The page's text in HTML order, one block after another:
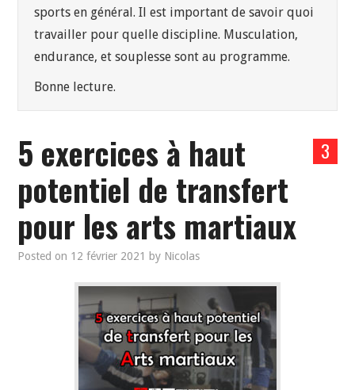
sports en général. Il est important de savoir quoi
travailler pour quelle discipline. Musculation,
endurance, et souplesse sont au programme.
Bonne lecture.
3
5 exercices à haut
potentiel de transfert
pour les arts martiaux
Posted on 12 février 2021 by Nicolas